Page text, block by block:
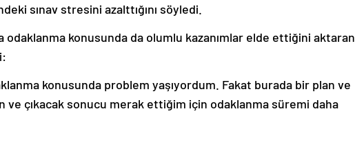
sınav stresini azalttığını söyledi.
odaklanma konusunda da olumlu kazanımlar elde ettiğini aktaran
konusunda problem yaşıyordum. Fakat burada bir plan ve
ve çıkacak sonucu merak ettiğim için odaklanma süremi daha